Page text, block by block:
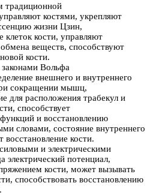
традиционной
костями, укрепляют
жизни Цзин,
клеток кости, управляют
веществ, способствуют
кости.
Вольфа
внешнего и внутреннего
сокращении мышц,
для расположения трабекул и
способствует
и восстановлению
словами, состояние внутреннего
восстановление кости.
и электрическими
электрический потенциал,
кости, может вызывать
способствовать восстановлению